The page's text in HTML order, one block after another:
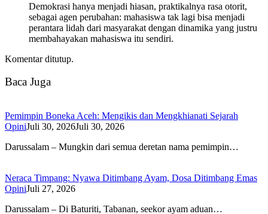
Demokrasi hanya menjadi hiasan, praktikalnya rasa otorit,
sebagai agen perubahan: mahasiswa tak lagi bisa menjadi
perantara lidah dari masyarakat dengan dinamika yang justru
membahayakan mahasiswa itu sendiri.
Komentar ditutup.
Baca Juga
Pemimpin Boneka Aceh: Mengikis dan Mengkhianati Sejarah
OpiniJuli 30, 2026Juli 30, 2026
Darussalam – Mungkin dari semua deretan nama pemimpin…
Neraca Timpang: Nyawa Ditimbang Ayam, Dosa Ditimbang Emas
OpiniJuli 27, 2026
Darussalam – Di Baturiti, Tabanan, seekor ayam aduan…